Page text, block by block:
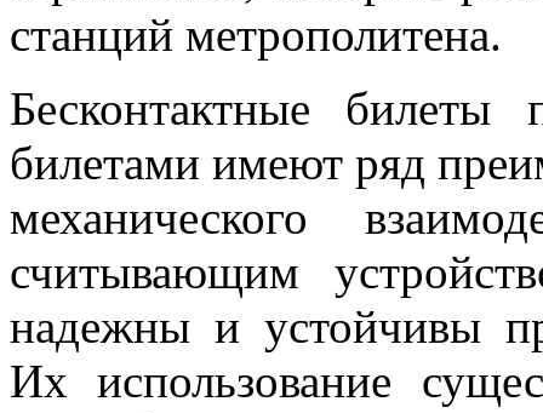
станций метрополитена.
Бесконтактные
билетами имеют ряд
механического
считывающим
надежны и устойчивы
Их использование